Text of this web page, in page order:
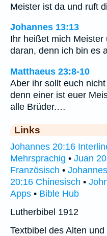
Meister ist da und ruft
Johannes 13:13
Ihr heißet mich
daran, denn ich bin es
Matthaeus 23:8-10
Aber ihr sollt euch
denn einer ist euer
alle Brüder.…
Links
Johannes 20:16
Mehrsprachig • Juan
Französisch •
20:16 Chinesisch •
Apps • Bible Hub
Lutherbibel 1912
Textbibel des Alten